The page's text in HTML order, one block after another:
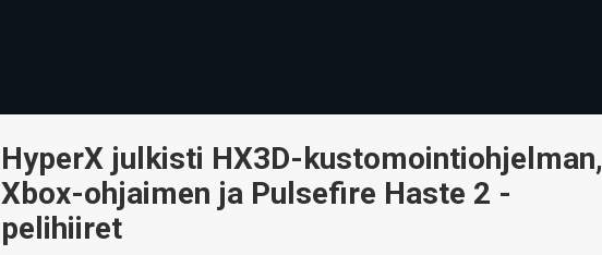
HyperX julkisti HX3D-kustomointiohjelman,
Xbox-ohjaimen ja Pulsefire Haste 2 -
pelihiiret